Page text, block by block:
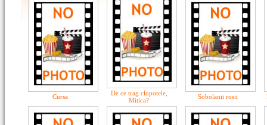
Cursa
De ce trag clopotele,
Mitica?
Sobolanii rosii